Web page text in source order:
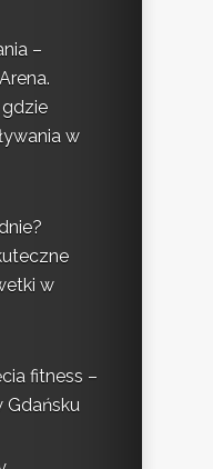
–
gdzie
w
w
fitness –
Gdańsku